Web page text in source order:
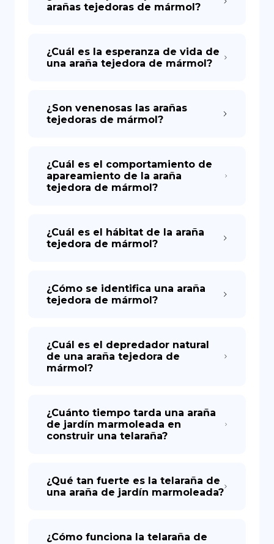
arañas tejedoras de mármol?
¿Cuál es la esperanza de vida de
una araña tejedora de mármol?
¿Son venenosas las arañas
tejedoras de mármol?
¿Cuál es el comportamiento de
apareamiento de la araña
tejedora de mármol?
¿Cuál es el hábitat de la araña
tejedora de mármol?
¿Cómo se identifica una araña
tejedora de mármol?
¿Cuál es el depredador natural
de una araña tejedora de
mármol?
¿Cuánto tiempo tarda una araña
de jardín marmoleada en
construir una telaraña?
¿Qué tan fuerte es la telaraña de
una araña de jardín marmoleada?
¿Cómo funciona la telaraña de